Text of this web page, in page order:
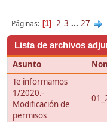
Páginas 1 2 3 ... 27
Lista de archivos
Asunto
Te informamos
1/2020.-
Modificación de
permisos